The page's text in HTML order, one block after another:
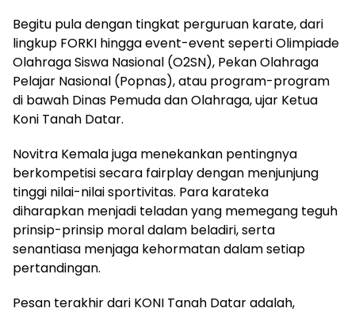
Begitu pula dengan tingkat perguruan karate, dari
lingkup FORKI hingga event-event seperti Olimpiade
Olahraga Siswa Nasional (O2SN), Pekan Olahraga
Pelajar Nasional (Popnas), atau program-program
di bawah Dinas Pemuda dan Olahraga, ujar Ketua
Koni Tanah Datar.
Novitra Kemala juga menekankan pentingnya
berkompetisi secara fairplay dengan menjunjung
tinggi nilai-nilai sportivitas. Para karateka
diharapkan menjadi teladan yang memegang teguh
prinsip-prinsip moral dalam beladiri, serta
senantiasa menjaga kehormatan dalam setiap
pertandingan.
Pesan terakhir dari KONI Tanah Datar adalah,